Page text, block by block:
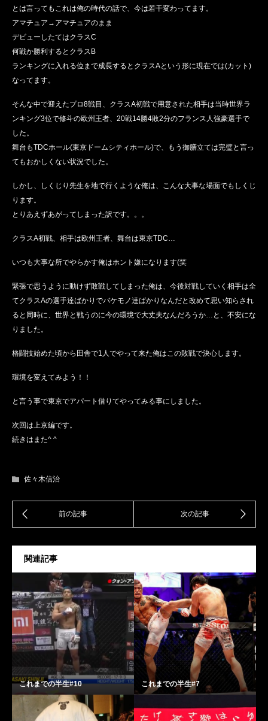
とは言ってもこれは俺の時代の話で、今は若干変わってます。
アマチュア→アマチュアのまま
デビューしたてはクラスC
何戦か勝利するとクラスB
ランキングに入れる位まで成長するとクラスAという形に現在では(カット)
なってます。
そんな中で迎えたプロ8戦目、クラスA初戦で用意された相手は当時世界ラ
ンキング3位で修斗の欧州王者、20戦14勝4敗2分のフランス人強豪選手で
した。
舞台もTDCホール(東京ドームシティホール)で、もう御膳立ては完璧と言っ
てもおかしくない状況でした。
しかし、しくじり先生を地で行くような俺は、こんな大事な場面でもしくじ
ります。
とりあえずあがってしまった訳です。。。
クラスA初戦、相手は欧州王者、舞台は東京TDC…
いつも大事な所でやらかす俺はホント嫌になります(笑
緊張で思うように動けず敗戦してしまった俺は、今後対戦していく相手は全
てクラスAの選手達ばかりでバケモノ達ばかりなんだと改めて思い知らされ
ると同時に、世界と戦うのに今の環境で大丈夫なんだろうか…と、不安にな
りました。
格闘技始めた頃から田舎で1人でやって来た俺はこの敗戦で決心します。
環境を変えてみよう！！
と言う事で東京でアパート借りてやってみる事にしました。
次回は上京編です。
続きはまた^ ^
佐々木信治
関連記事
これまでの半生#10 これまでの半生#7